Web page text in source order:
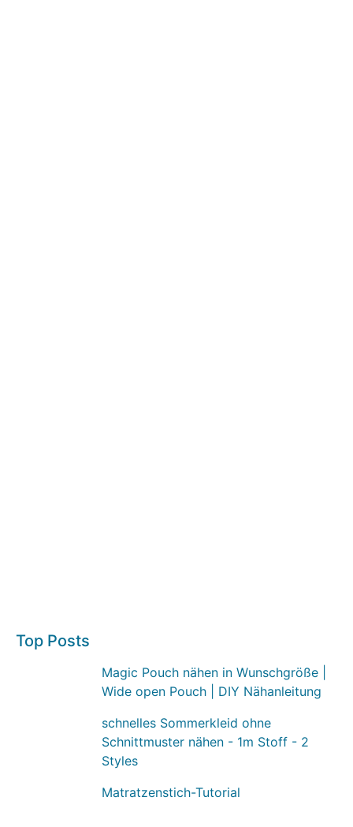
Top Posts
Magic Pouch nähen in Wunschgröße |
Wide open Pouch | DIY Nähanleitung
schnelles Sommerkleid ohne
Schnittmuster nähen - 1m Stoff - 2
Styles
Matratzenstich-Tutorial